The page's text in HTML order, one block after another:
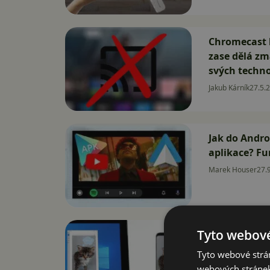
zase dělá
svých
Jakub Kárník
Jak do
aplikace?
Marek Houser
Microsoft
telefonu
David Trlica
Tyto
Tyto webové